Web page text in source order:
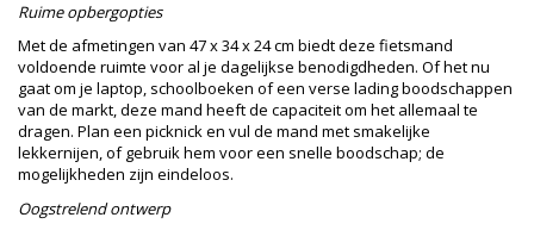
Ruime opbergopties
Met de afmetingen van 47 x 34 x 24 cm biedt deze fietsmand
voldoende ruimte voor al je dagelijkse benodigdheden. Of het nu
gaat om je laptop, schoolboeken of een verse lading boodschappen
van de markt, deze mand heeft de capaciteit om het allemaal te
dragen. Plan een picknick en vul de mand met smakelijke
lekkernijen, of gebruik hem voor een snelle boodschap; de
mogelijkheden zijn eindeloos.
Oogstrelend ontwerp